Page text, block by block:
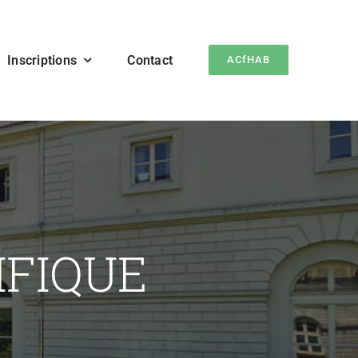
Inscriptions Contact ACfHAB